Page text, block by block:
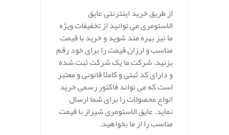
از طریق خرید اینترنتی عایق
الاستومری می توانید از تخفیفات ویژه
ما نیز بهره مند شوید و خرید با قیمت
مناسب و ارزان قیمت را برای خود رقم
بزنید. شرکت ما یک شرکت ثبت شده
و دارای کد ثبتی و کاملا قانونی و معتبر
است که می تواند فاکتور رسمی خرید
انواع محصولات را برای شما ارسال
نماید. عایق الاستومری شیراز با قیمت
مناسب را از ما بخواهید.